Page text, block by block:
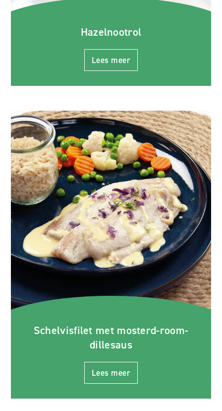
Hazelnootrol
Lees meer
Schelvisfilet met mosterd-room-
dillesaus
Lees meer